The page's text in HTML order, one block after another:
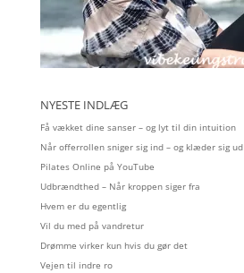
NYESTE INDLÆG
Få vækket dine sanser – og lyt til din intuition
Når offerrollen sniger sig ind – og klæder sig ud
Pilates Online på YouTube
Udbrændthed – Når kroppen siger fra
Hvem er du egentlig
Vil du med på vandretur
Drømme virker kun hvis du gør det
Vejen til indre ro